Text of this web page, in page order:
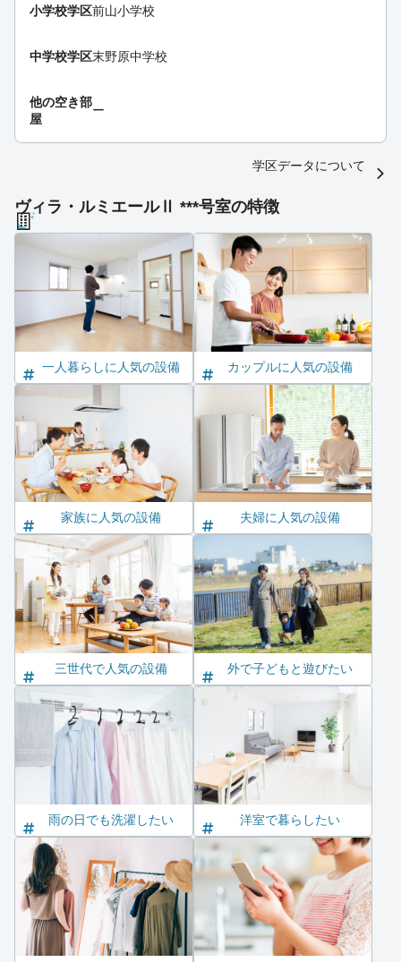
小学校学区前山小学校
中学校学区末野原中学校
他の空き部
屋
ー
学区データについて
ヴィラ・ルミエールⅡ ***号室の特徴
一人暮らしに人気の設備 カップルに人気の設備
家族に人気の設備 夫婦に人気の設備
三世代で人気の設備 外で子どもと遊びたい
雨の日でも洗濯したい 洋室で暮らしたい